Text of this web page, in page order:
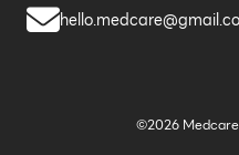
©2026